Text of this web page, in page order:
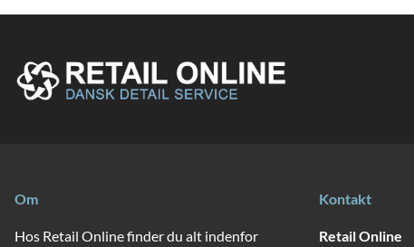
Om
Hos Retail Online finder du alt indenfor
Kontakt
Retail Online